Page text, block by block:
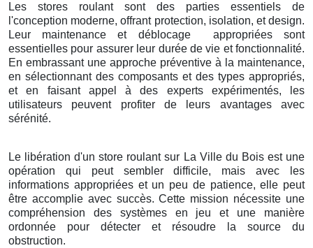
Les stores roulant sont des parties essentiels de
l'conception moderne, offrant protection, isolation, et design.
Leur maintenance et déblocage
appropriées sont
essentielles pour assurer leur durée de vie et fonctionnalité.
En embrassant une approche préventive à la maintenance,
en sélectionnant des composants et des types appropriés,
et en faisant appel à des experts expérimentés, les
utilisateurs peuvent profiter de leurs avantages avec
sérénité.
Le libération d'un store roulantsur La Ville du Bois est une
opération qui peut sembler difficile, mais avec les
informations appropriées et un peu de patience, elle peut
être accomplie avec succès. Cette mission nécessite une
compréhension des systèmes en jeu et une manière
ordonnée pour détecter et résoudre la source du
obstruction.